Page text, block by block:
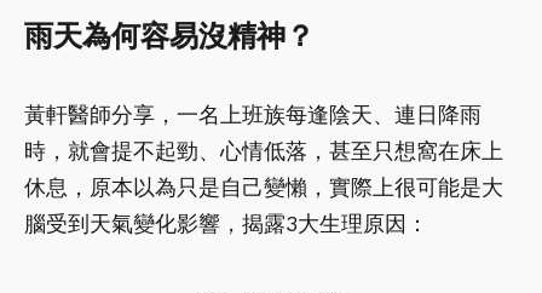
雨天為何容易沒精神？
黃軒醫師分享，一名上班族每逢陰天、連日降雨
時，就會提不起勁、心情低落，甚至只想窩在床上
休息，原本以為只是自己變懶，實際上很可能是大
腦受到天氣變化影響，揭露3大生理原因：